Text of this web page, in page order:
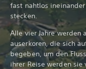
fast nahtlos
stecken.
Alle vier Jahre werden
auserkoren, die sich
begeben, um den
ihrer Reise werden